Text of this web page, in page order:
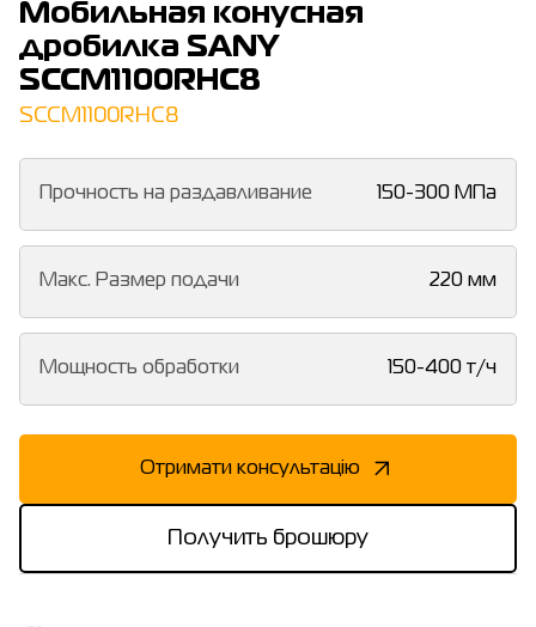
Мобильная конусная
дробилка SANY
SCCM1100RHC8
SCCM1100RHC8
Прочность на раздавливание 150-300 МПа
Макс. Размер подачи 220 мм
Мощность обработки 150-400 т/ч
Отримати консультацію
Получить брошюру